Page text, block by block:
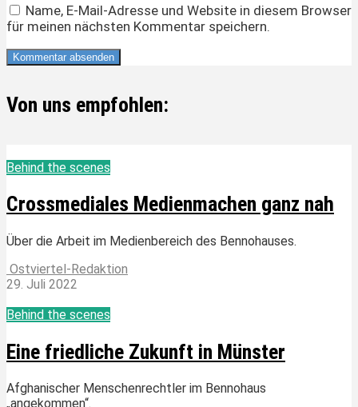
Name, E-Mail-Adresse und Website in diesem Browser
für meinen nächsten Kommentar speichern.
Von uns empfohlen:
Behind the scenes
Crossmediales Medienmachen ganz nah
Über die Arbeit im Medienbereich des Bennohauses.
Ostviertel-Redaktion
29. Juli 2022
Behind the scenes
Eine friedliche Zukunft in Münster
Afghanischer Menschenrechtler im Bennohaus
„angekommen“.